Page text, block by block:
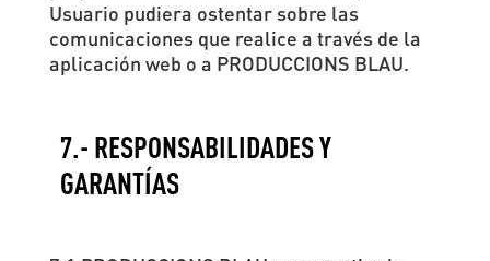
Usuario pudiera ostentar sobre las
comunicaciones que realice a través de la
aplicación web o a PRODUCCIONS BLAU.
7.- RESPONSABILIDADES Y
GARANTÍAS